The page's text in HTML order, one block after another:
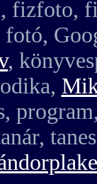
fizfoto,
,